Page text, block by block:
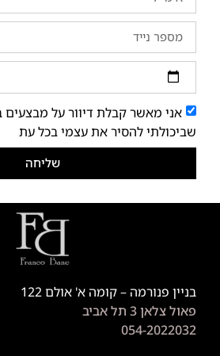
אני מאשר קבלת דיוור על מבצעים
שביכולתי להסיר את עצמי בכל עת
שליחה
בניין פנורמה – קומה א' אולם 122
פאול צלאן 3 תל אביב
054-2022032